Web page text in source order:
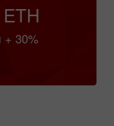
+ 30%